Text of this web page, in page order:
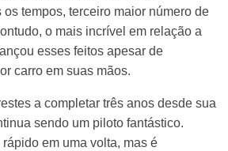
tempos, terceiro maior número de
o mais incrível em relação a
esses feitos apesar de
carro em suas mãos.
a completar três anos desde sua
sendo um piloto fantástico.
em uma volta, mas é